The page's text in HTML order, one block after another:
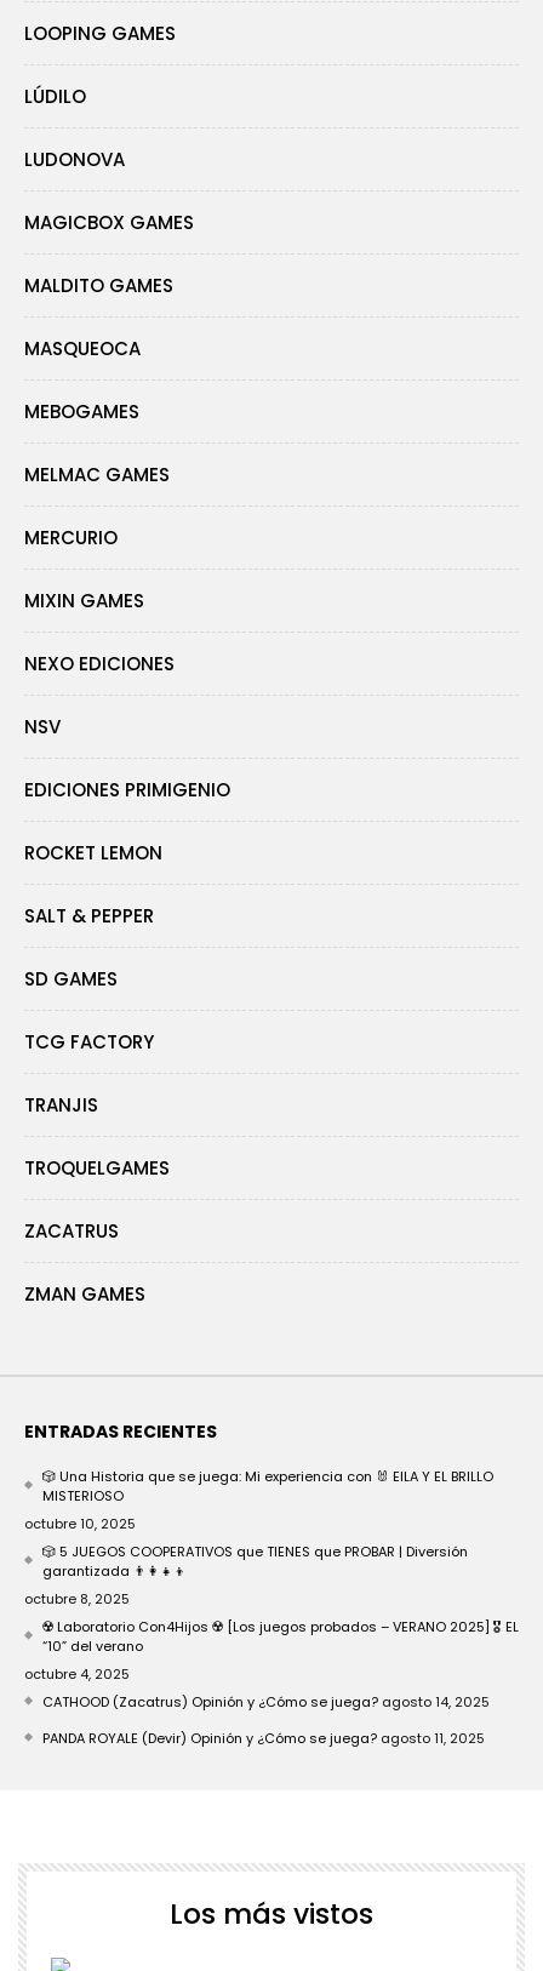
LOOPING GAMES
LÚDILO
LUDONOVA
MAGICBOX GAMES
MALDITO GAMES
MASQUEOCA
MEBOGAMES
MELMAC GAMES
MERCURIO
MIXIN GAMES
NEXO EDICIONES
NSV
EDICIONES PRIMIGENIO
ROCKET LEMON
SALT & PEPPER
SD GAMES
TCG FACTORY
TRANJIS
TROQUELGAMES
ZACATRUS
ZMAN GAMES
ENTRADAS RECIENTES
🎲 Una Historia que se juega: Mi experiencia con 🐰 EILA Y EL BRILLO
MISTERIOSO
octubre 10, 2025
🎲 5 JUEGOS COOPERATIVOS que TIENES que PROBAR | Diversión
garantizada 👨‍👩‍👧‍👦
octubre 8, 2025
☢️ Laboratorio Con4Hijos ☢️ [Los juegos probados – VERANO 2025] 🎖️ EL
“10” del verano
octubre 4, 2025
CATHOOD (Zacatrus) Opinión y ¿Cómo se juega? agosto 14, 2025
PANDA ROYALE (Devir) Opinión y ¿Cómo se juega? agosto 11, 2025
Los más vistos